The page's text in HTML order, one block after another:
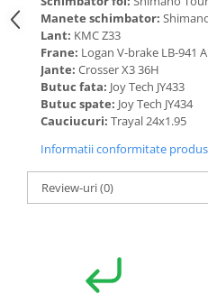
Manete schimbator:
Lant: KMC Z33
Frane: Logan V-brake LB-941
Jante: Crosser X3 36H
Butuc fata: Joy Tech JY433
Butuc spate: Joy Tech JY434
Cauciucuri: Trayal 24x1.95
Informatii conformitate produs
Review-uri(0)